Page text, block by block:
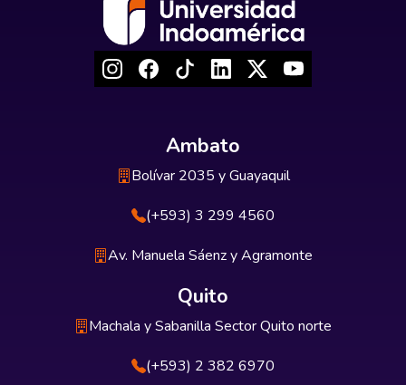
Ambato
Bolívar 2035 y Guayaquil
(+593) 3 299 4560
Av. Manuela Sáenz y Agramonte
Quito
Machala y Sabanilla Sector Quito norte
(+593) 2 382 6970